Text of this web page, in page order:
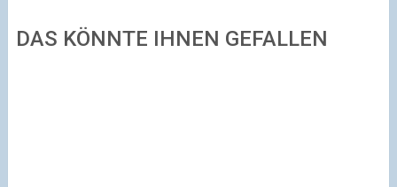
DAS KÖNNTE IHNEN GEFALLEN